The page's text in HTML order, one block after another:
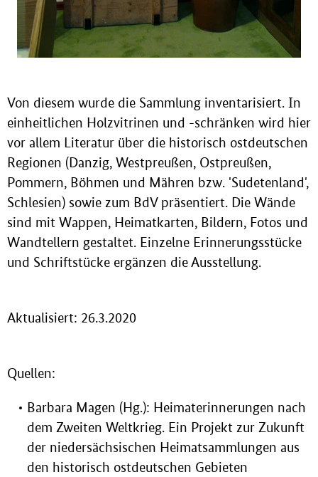
Von diesem wurde die Sammlung inventarisiert. In
einheitlichen Holzvitrinen und -schränken wird hier
vor allem Literatur über die historisch ostdeutschen
Regionen (Danzig, Westpreußen, Ostpreußen,
Pommern, Böhmen und Mähren bzw. 'Sudetenland',
Schlesien) sowie zum BdV präsentiert. Die Wände
sind mit Wappen, Heimatkarten, Bildern, Fotos und
Wandtellern gestaltet. Einzelne Erinnerungsstücke
und Schriftstücke ergänzen die Ausstellung.
Aktualisiert: 26.3.2020
Quellen:
Barbara Magen (Hg.): Heimaterinnerungen nach
dem Zweiten Weltkrieg. Ein Projekt zur Zukunft
der niedersächsischen Heimatsammlungen aus
den historisch ostdeutschen Gebieten